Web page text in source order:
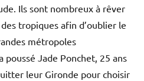
Ils sont nombreux à rêver
tropiques afin d’oublier le
métropoles
poussé Jade Ponchet, 25 ans
leur Gironde pour choisir